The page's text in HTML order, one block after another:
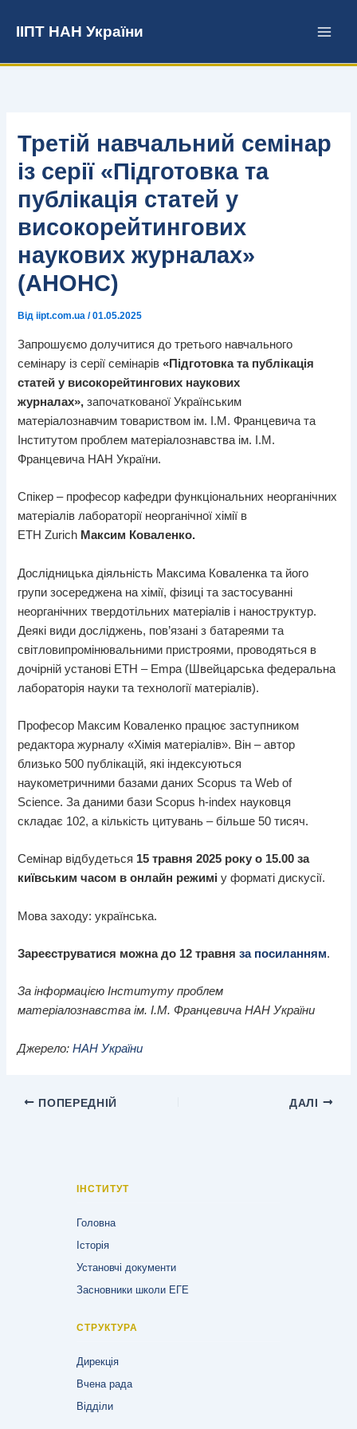
ІІПТ НАН України
Третій навчальний семінар
із серії «Підготовка та
публікація статей у
високорейтингових
наукових журналах»
(АНОНС)
Відiipt.com.ua/01.05.2025
Запрошуємо долучитися до третього навчального
семінару із серії семінарів«Підготовка та публікація
статей у високорейтингових наукових
журналах»,започаткованої Українським
матеріалознавчим товариством ім. І.М. Францевича та
Інститутом проблем матеріалознавства ім. І.М.
Францевича НАН України.
Спікер – професор кафедри функціональних неорганічних
матеріалів лабораторії неорганічної хімії в
ETH Zurich Максим Коваленко.
Дослідницька діяльність Максима Коваленка та його
групи зосереджена на хімії, фізиці та застосуванні
неорганічних твердотільних матеріалів і наноструктур.
Деякі види досліджень, пов’язані з батареями та
світловипромінювальними пристроями, проводяться в
дочірній установі ETH – Empa (Швейцарська федеральна
лабораторія науки та технології матеріалів).
Професор Максим Коваленко працює заступником
редактора журналу «Хімія матеріалів». Він – автор
близько 500 публікацій, які індексуються
наукометричними базами даних Scopus та Web of
Science. За даними бази Scopus h-index науковця
складає 102, а кількість цитувань – більше 50 тисяч.
Семінар відбудеться 15 травня 2025 року о 15.00 за
київським часом в онлайн режиміу форматі дискусії.
Мова заходу: українська.
Зареєструватися можна до 12 травняза посиланням.
За інформацією Інституту проблем
матеріалознавства ім. І.М. Францевича НАН України
Джерело:НАН України
ПОПЕРЕДНІЙ ДАЛІ
ІНСТИТУТ
Головна
Історія
Установчі документи
Засновники школи ЕГЕ
СТРУКТУРА
Дирекція
Вчена рада
Відділи